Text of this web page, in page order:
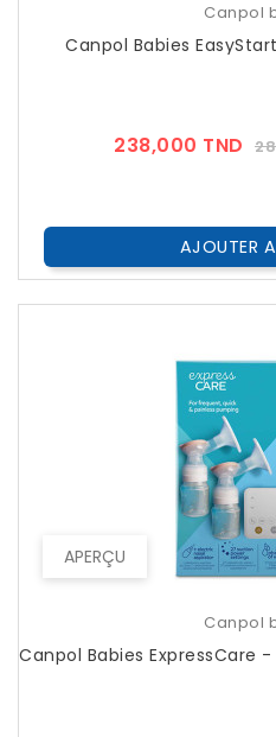
Canpol
Canpol Babies
238,000 TND
AJOUTER
APERÇU
Canpol
Canpol Babies ExpressCare